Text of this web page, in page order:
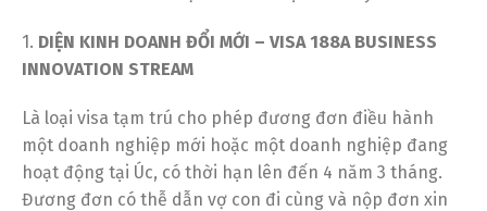
1. DIỆN KINH DOANH ĐỔI MỚI – VISA 188A BUSINESS
INNOVATION STREAM
Là loại visa tạm trú cho phép đương đơn điều hành
một doanh nghiệp mới hoặc một doanh nghiệp đang
hoạt động tại Úc, có thời hạn lên đến 4 năm 3 tháng.
Đương đơn có thễ dẫn vợ con đi cùng và nộp đơn xin